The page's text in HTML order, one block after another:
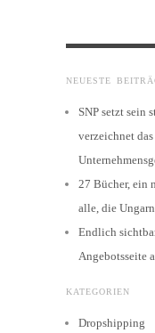
NEUESTE
SNP setzt sein
verzeichnet
27 Bücher, ein
alle, die
Endlich
Angebotsseite
KATEGORIEN
Dropshipping